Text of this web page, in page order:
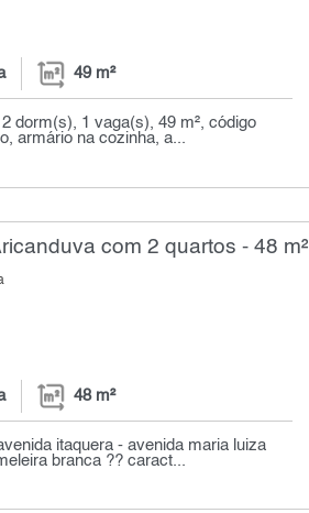
49 m²
dorm(s), 1 vaga(s), 49 m², código
armário na cozinha, a...
com 2 quartos - 48 m²
48 m²
itaquera - avenida maria luiza
branca ?? caract...